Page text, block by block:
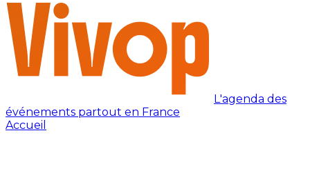
L'agenda des
événements partout en France
Accueil